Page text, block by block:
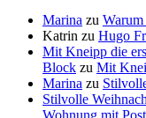
Marina zu Warum
Katrin zu Hugo
Mit Kneipp die
Block zu Mit
Marina zu
Stilvolle
Wohnung mit